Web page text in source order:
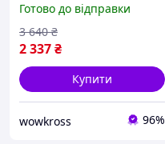
демісезонні кросівки
Адідас низькі спортивні
Готово до відправки
2 337₴
3 640 ₴
Купити
wowkross 96%